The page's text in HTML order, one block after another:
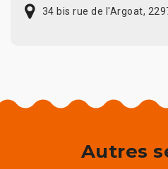
34 bis rue de l'Argoat,
Autres